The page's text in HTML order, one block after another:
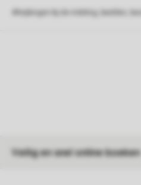
Veilig en snel online boeken